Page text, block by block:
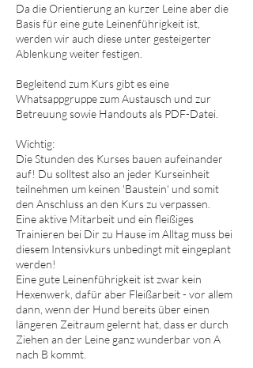
Da die Orientierung an kurzer Leine aber die
Basis für eine gute Leinenführigkeit ist,
werden wir auch diese unter gesteigerter
Ablenkung weiter festigen.
Begleitend zum Kurs gibt es eine
Whatsappgruppe zum Austausch und zur
Betreuung sowie Handouts als PDF-Datei.
Wichtig:
Die Stunden des Kurses bauen aufeinander
auf! Du solltest also an jeder Kurseinheit
teilnehmen um keinen 'Baustein' und somit
den Anschluss an den Kurs zu verpassen.
Eine aktive Mitarbeit und ein fleißiges
Trainieren bei Dir zu Hause im Alltag muss bei
diesem Intensivkurs unbedingt mit eingeplant
werden!
Eine gute Leinenführigkeit ist zwar kein
Hexenwerk, dafür aber Fleißarbeit - vor allem
dann, wenn der Hund bereits über einen
längeren Zeitraum gelernt hat, dass er durch
Ziehen an der Leine ganz wunderbar von A
nach B kommt.